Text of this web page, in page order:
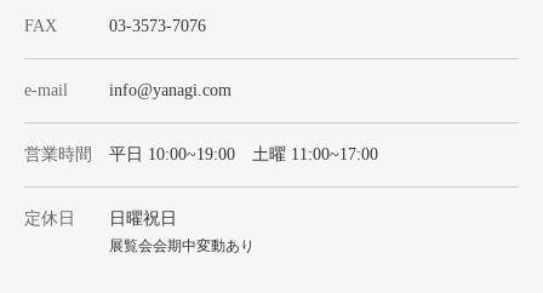
FAX 03-3573-7076
e-mail info@yanagi.com
営業時間 平日 10:00~19:00 土曜 11:00~17:00
定休日 日曜祝日
展覧会会期中変動あり